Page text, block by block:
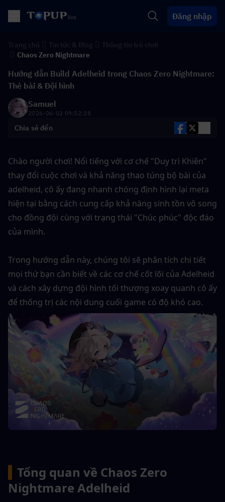
Đăng nhập
Chaos Zero Nightmare
Hướng dẫn Build Adelheid trong Chaos Zero Nightmare:
Thẻ bài & Đội hình
Samuel
2026-06-02 09:52:28
Chia sẻ đến
Chào người chơi! Nổi tiếng với cơ chế "Duy trì Khiên"
thay đổi cuộc chơi và khả năng thao túng bộ bài của
adelheid, cô ấy đang nhanh chóng định hình lại meta
hiện tại bằng cách cung cấp khả năng sinh tồn vô song
cho đồng đội cùng với trạng thái "Chúc phúc" độc đáo
của mình.
Trong hướng dẫn này, chúng tôi sẽ phân tích chi tiết
mọi thứ bạn cần biết về các cơ chế cốt lõi của Adelheid
và cách xây dựng đội hình tối thượng xoay quanh cô ấy
để thống trị các nội dung cuối game có độ khó cao.
Tổng quan về Chaos Zero
Nightmare Adelheid